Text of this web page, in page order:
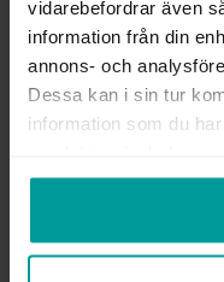
vidarebefordrar även
information från din
annons- och
Dessa kan i sin tur
information som du
LÄNGD CA (CM)
VARUMÄRKE
MATERIAL
STEN/PÄRLA